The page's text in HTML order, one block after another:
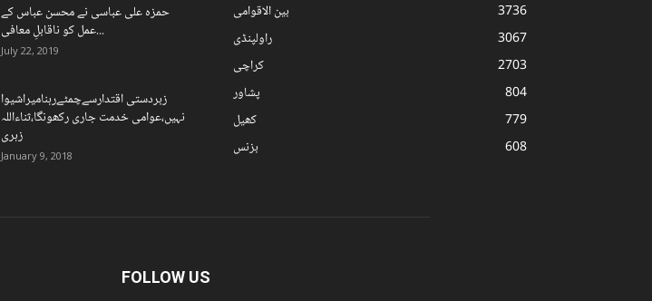
حمزہ علی عباسی نے محسن عباس کے
عمل کو ناقابلِ معافی...
July 22, 2019
زبردستی اقتدارسےچمٹےرہنامیراشیوا
نہیں،عوامی خدمت جاری رکھونگا،ثناءاللہ
زہری
January 9, 2018
بین الاقوامی
3736
راولپنڈی
3067
کراچی
2703
پشاور
804
کھیل
779
بزنس
608
FOLLOW US